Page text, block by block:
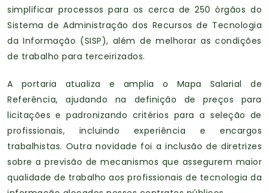
simplificar processos para os cerca de 250 órgãos do
Sistema de Administração dos Recursos de Tecnologia
da Informação (SISP), além de melhorar as condições
de trabalho para terceirizados.
A portaria atualiza e amplia o Mapa Salarial de
Referência, ajudando na definição de preços para
licitações e padronizando critérios para a seleção de
profissionais, incluindo experiência e encargos
trabalhistas. Outra novidade foi a inclusão de diretrizes
sobre a previsão de mecanismos que assegurem maior
qualidade de trabalho aos profissionais de tecnologia da